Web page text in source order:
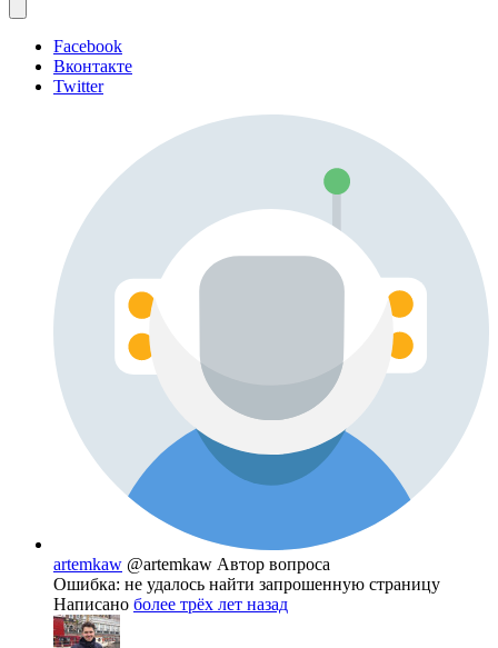
Facebook
Вконтакте
Twitter
artemkaw @artemkaw Автор вопроса
Ошибка: не удалось найти запрошенную страницу
Написано более трёх лет назад